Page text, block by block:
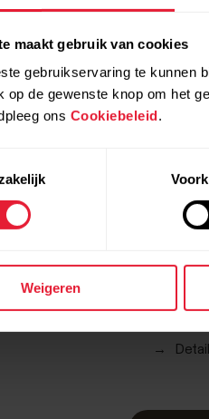
maakt gebruik van cookies
gebruikservaring te kunnen
op de gewenste knop om het
ons Cookiebeleid.
Weigeren
€ 249,90 POLAR
De Urban
→